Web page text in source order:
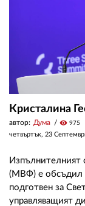
Кристалина
автор: Дума visibility 975
четвъртък, 23
Изпълнителният
(МВФ) е обсъдил
подготвен за
управляващият